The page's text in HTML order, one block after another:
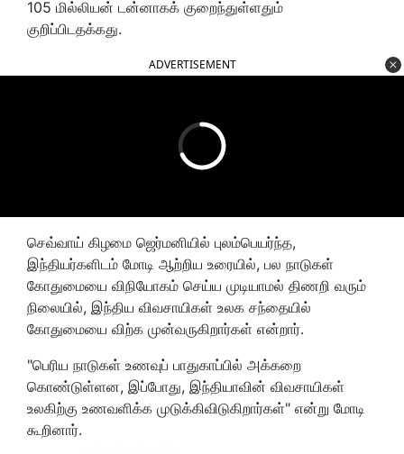
105 மில்லியன் டன்னாகக் குறைந்துள்ளதும்
குறிப்பிடதக்கது.
ADVERTISEMENT
செவ்வாய் கிழமை ஜெர்மனியில் புலம்பெயர்ந்த,
இந்தியர்களிடம் மோடி ஆற்றிய உரையில், பல நாடுகள்
கோதுமையை விநியோகம் செய்ய முடியாமல் திணறி வரும்
நிலையில், இந்திய விவசாயிகள் உலக சந்தையில்
கோதுமையை விற்க முன்வருகிறார்கள் என்றார்.
"பெரிய நாடுகள் உணவுப் பாதுகாப்பில் அக்கறை
கொண்டுள்ளன, இப்போது, இந்தியாவின் விவசாயிகள்
உலகிற்கு உணவளிக்க முடுக்கிவிடுகிறார்கள்" என்று மோடி
கூறினார்.